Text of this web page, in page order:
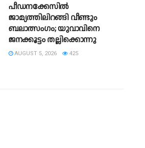
പീഡനക്കേസിൽ
ജാമ്യത്തിലിറങ്ങി വീണ്ടും
ബലാത്സംഗം; യുവാവിനെ
ജനക്കൂട്ടം തല്ലിക്കൊന്നു
AUGUST 5, 2026 425